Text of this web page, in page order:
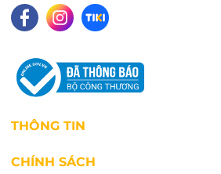
THÔNG TIN
CHÍNH SÁCH